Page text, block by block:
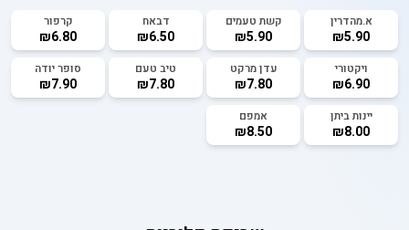
א.מהדרין
₪5.90
קשת טעמים
₪5.90
דבאח
₪6.50
קרפור
₪6.80
ויקטורי
₪6.90
עדן מרקט
₪7.80
טיב טעם
₪7.80
סופר יודה
₪7.90
יינות ביתן
₪8.00
אמפם
₪8.50